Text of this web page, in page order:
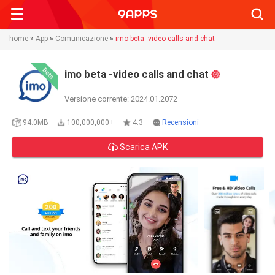
home » App » Comunicazione » imo beta -video calls and chat
imo beta -video calls and chat
Versione corrente: 2024.01.2072
94.0MB 100,000,000+ 4.3 Recensioni
Scarica APK